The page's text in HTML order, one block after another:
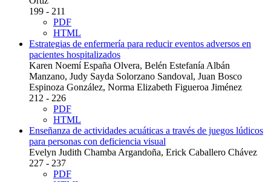
199 - 211
PDF
HTML
Estrategias de enfermería para reducir eventos adversos en
pacientes hospitalizados
Karen Noemí España Olvera, Belén Estefanía Albán
Manzano, Judy Sayda Solorzano Sandoval, Juan Bosco
Espinoza González, Norma Elizabeth Figueroa Jiménez
212 - 226
PDF
HTML
Enseñanza de actividades acuáticas a través de juegos lúdicos
para personas con deficiencia visual
Evelyn Judith Chamba Argandoña, Erick Caballero Chávez
227 - 237
PDF